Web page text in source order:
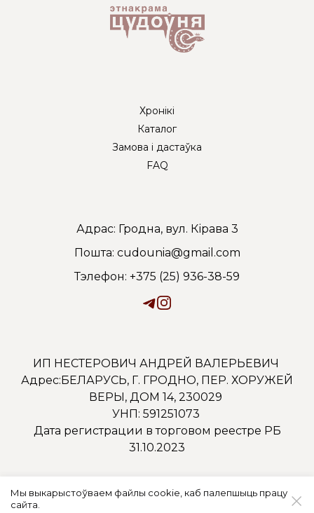
Хронікі
Каталог
Замова і дастаўка
FAQ
Адрас: Гродна, вул. Кірава 3
Пошта: cudounia@gmail.com
Тэлефон: +375 (25) 936-38-59
ИП НЕСТЕРОВИЧ АНДРЕЙ ВАЛЕРЬЕВИЧ
Адрес:БЕЛАРУСЬ, Г. ГРОДНО, ПЕР. ХОРУЖЕЙ
ВЕРЫ, ДОМ 14, 230029
УНП: 591251073
Дата регистрации в торговом реестре РБ
31.10.2023
Мы выкарыстоўваем файлы cookie, каб палепшыць працу
сайта.